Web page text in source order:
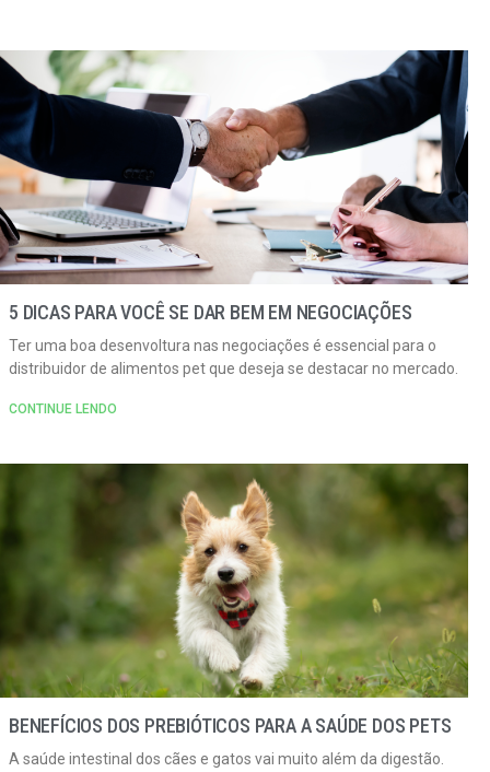
5 DICAS PARA VOCÊ SE DAR BEM EM NEGOCIAÇÕES
Ter uma boa desenvoltura nas negociações é essencial para o
distribuidor de alimentos pet que deseja se destacar no mercado.
CONTINUE LENDO
BENEFÍCIOS DOS PREBIÓTICOS PARA A SAÚDE DOS PETS
A saúde intestinal dos cães e gatos vai muito além da digestão.